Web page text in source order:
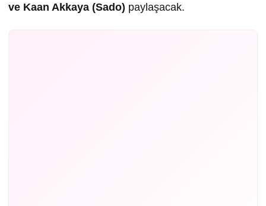
ve Kaan Akkaya (Sado) paylaşacak.